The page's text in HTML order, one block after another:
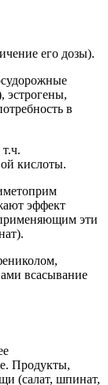
его дозы).
эстрогены,
в
кислоты.
эффект
эти
всасывание
Продукты,
(салат, шпинат,